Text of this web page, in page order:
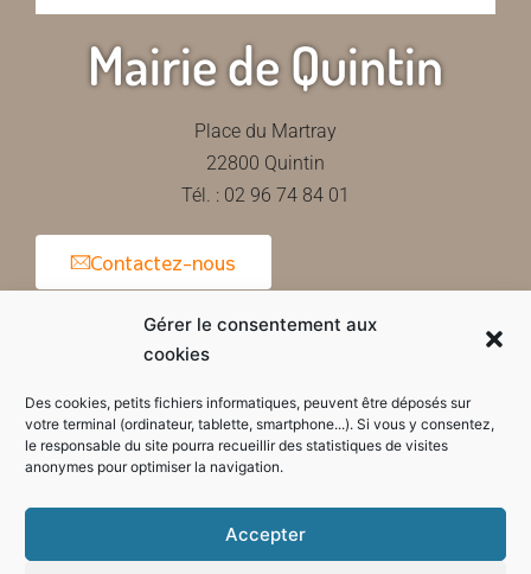
Gérer le consentement aux
cookies
Des cookies, petits fichiers informatiques, peuvent être déposés sur
votre terminal (ordinateur, tablette, smartphone...). Si vous y consentez,
le responsable du site pourra recueillir des statistiques de visites
anonymes pour optimiser la navigation.
Accepter
Mairie de Quintin
Place du Martray
22800 Quintin
Tél. : 02 96 74 84 01
Contactez-nous
Horaires d'ouverture de la mairie